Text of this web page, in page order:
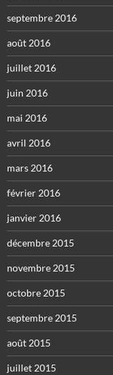
septembre 2016
août 2016
juillet 2016
juin 2016
mai 2016
avril 2016
mars 2016
février 2016
janvier 2016
décembre 2015
novembre 2015
octobre 2015
septembre 2015
août 2015
juillet 2015